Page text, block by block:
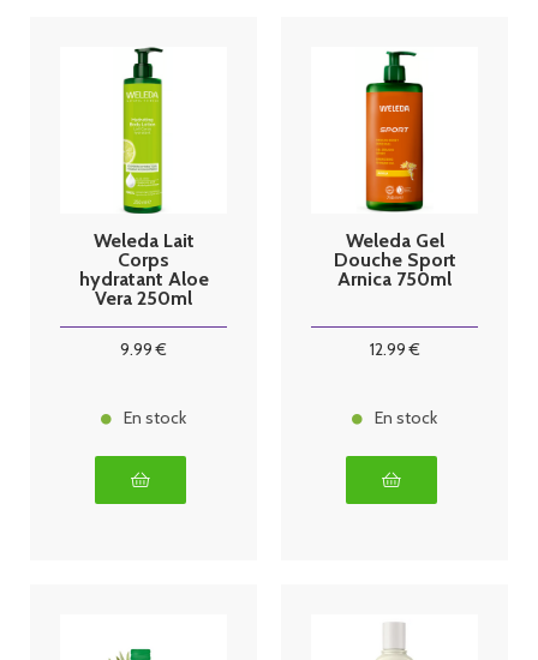
Weleda Lait
Corps
hydratant Aloe
Vera 250ml
9.99 €
En stock
Weleda Gel
Douche Sport
Arnica 750ml
12.99€
En stock